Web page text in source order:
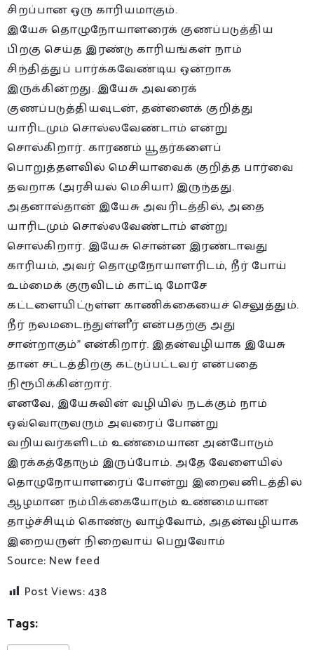
சிறப்பான ஒரு காரியமாகும்.
இயேசு தொழுநோயாளரைக் குணப்படுத்திய
பிறகு செய்த இரண்டு காரியங்கள் நாம்
சிந்தித்துப் பார்க்கவேண்டிய ஒன்றாக
இருக்கின்றது. இயேசு அவரைக்
குணப்படுத்தியவுடன், தன்னைக் குறித்து
யாரிடமும் சொல்லவேண்டாம் என்று
சொல்கிறார். காரணம் யூதர்களைப்
பொறுத்தளவில் மெசியாவைக் குறித்த பார்வை
தவறாக (அரசியல் மெசியா) இருந்தது.
அதனால்தான் இயேசு அவரிடத்தில், அதை
யாரிடமும் சொல்லவேண்டாம் என்று
சொல்கிறார். இயேசு சொன்ன இரண்டாவது
காரியம், அவர் தொழுநோயாளரிடம், நீர் போய்
உம்மைக் குருவிடம் காட்டி மோசே
கட்டளையிட்டுள்ள காணிக்கையைச் செலுத்தும்.
நீர் நலமடைந்துள்ளீர் என்பதற்கு அது
சான்றாகும்” என்கிறார். இதன்வழியாக இயேசு
தான் சட்டத்திற்கு கட்டுப்பட்டவர் என்பதை
நிரூபிக்கின்றார்.
எனவே, இயேசுவின் வழியில் நடக்கும் நாம்
ஒவ்வொருவரும் அவரைப் போன்று
வறியவர்களிடம் உண்மையான அன்போடும்
இரக்கத்தோடும் இருப்போம். அதே வேளையில்
தொழுநோயாளரைப் போன்று இறைவனிடத்தில்
ஆழமான நம்பிக்கையோடும் உண்மையான
தாழ்ச்சியும் கொண்டு வாழ்வோம், அதன்வழியாக
இறையருள் நிறைவாய் பெறுவோம்
Source: New feed
Post Views:438
Tags: